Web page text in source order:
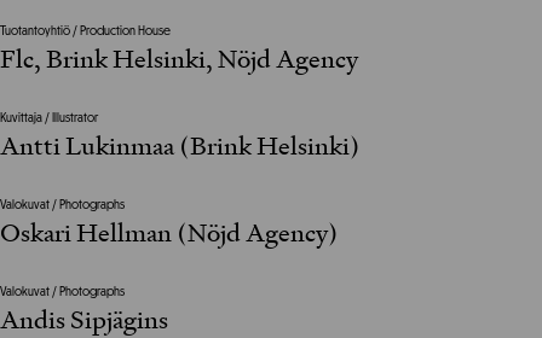
Tuotantoyhtiö / Production House
Flc, Brink Helsinki, Nöjd Agency
Kuvittaja / Illustrator
Antti Lukinmaa (Brink Helsinki)
Valokuvat / Photographs
Oskari Hellman (Nöjd Agency)
Valokuvat / Photographs
Andis Sipjägins